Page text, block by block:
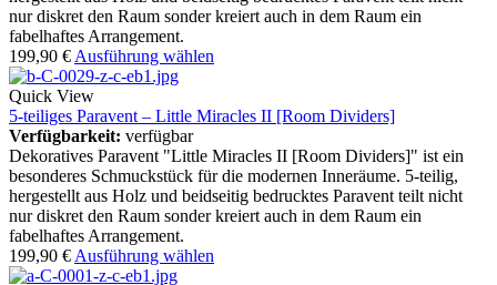
nur diskret den Raum sonder kreiert auch in dem Raum ein
fabelhaftes Arrangement.
199,90 € Ausführung wählen
Quick View
5-teiliges Paravent – Little Miracles II [Room Dividers]
Verfügbarkeit: verfügbar
Dekoratives Paravent "Little Miracles II [Room Dividers]" ist ein
besonderes Schmuckstück für die modernen Inneräume. 5-teilig,
hergestellt aus Holz und beidseitig bedrucktes Paravent teilt nicht
nur diskret den Raum sonder kreiert auch in dem Raum ein
fabelhaftes Arrangement.
199,90 € Ausführung wählen